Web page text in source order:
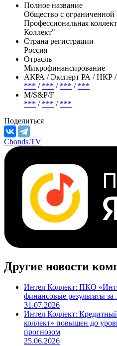
Полное название
Общество с ограниченной
Профессиональная
Коллект"
Страна регистрации
Россия
Отрасль
Микрофинансирование
АКРА / Эксперт РА / НКР
*** / *** / *** / ***
М/S&P/F
*** / *** / ***
Поделиться
Cbonds.TV
Другие новости
Интел Коллект: ПКО
финансовые результаты
31.07.2026
Интел Коллект:
коллект» повышен до
прогнозом
25.06.2026